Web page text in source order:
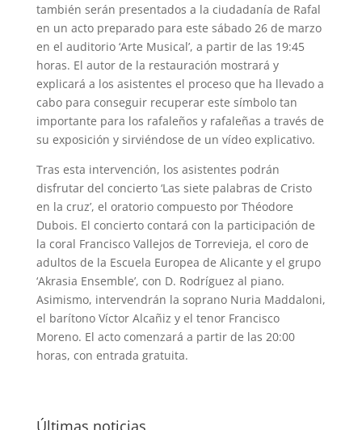
también serán presentados a la ciudadanía de Rafal
en un acto preparado para este sábado 26 de marzo
en el auditorio ‘Arte Musical’, a partir de las 19:45
horas. El autor de la restauración mostrará y
explicará a los asistentes el proceso que ha llevado a
cabo para conseguir recuperar este símbolo tan
importante para los rafaleños y rafaleñas a través de
su exposición y sirviéndose de un vídeo explicativo.
Tras esta intervención, los asistentes podrán
disfrutar del concierto ‘Las siete palabras de Cristo
en la cruz’, el oratorio compuesto por Théodore
Dubois. El concierto contará con la participación de
la coral Francisco Vallejos de Torrevieja, el coro de
adultos de la Escuela Europea de Alicante y el grupo
‘Akrasia Ensemble’, con D. Rodríguez al piano.
Asimismo, intervendrán la soprano Nuria Maddaloni,
el barítono Víctor Alcañiz y el tenor Francisco
Moreno. El acto comenzará a partir de las 20:00
horas, con entrada gratuita.
Últimas noticias